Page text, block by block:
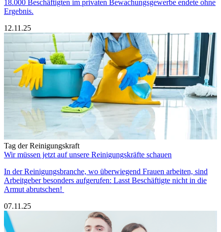
18.000 Beschäftigten im privaten Bewachungsgewerbe endete ohne
Ergebnis.
12.11.25
Tag der Reinigungskraft
Wir müssen jetzt auf unsere Reinigungskräfte schauen
In der Reinigungsbranche, wo überwiegend Frauen arbeiten, sind
Arbeitgeber besonders aufgerufen: Lasst Beschäftigte nicht in die
Armut abrutschen!
07.11.25